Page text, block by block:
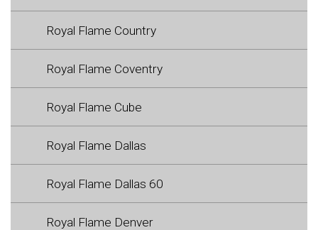
Royal Flame Country
Royal Flame Coventry
Royal Flame Cube
Royal Flame Dallas
Royal Flame Dallas 60
Royal Flame Denver